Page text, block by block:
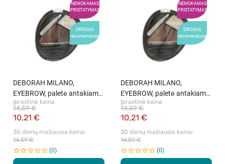
NEMOKAMAS
PRISTATYMAS
DROGAS
rekomenduoja
DEBORAH MILANO,
EYEBROW, paletė antakiams,
6 g
Įprastinė kaina
10,21 €
14,59 €
30 dienų mažiausia kaina:
14,59 €
0
NEMOKAMAS
PRISTATYMAS
DROGAS
rekomenduoja
DEBORAH MILANO,
EYEBROW, paletė antakiams,
6 g
Įprastinė kaina
10,21 €
14,59 €
30 dienų mažiausia kaina:
14,59 €
0